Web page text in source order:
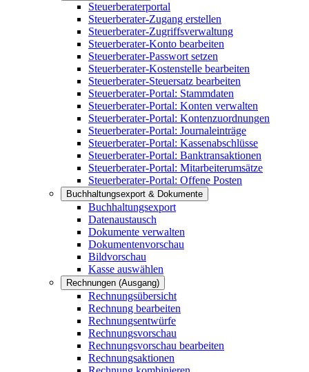
Steuerberaterportal
Steuerberater-Zugang erstellen
Steuerberater-Zugriffsverwaltung
Steuerberater-Konto bearbeiten
Steuerberater-Passwort setzen
Steuerberater-Kostenstelle bearbeiten
Steuerberater-Steuersatz bearbeiten
Steuerberater-Portal: Stammdaten
Steuerberater-Portal: Konten verwalten
Steuerberater-Portal: Kontenzuordnungen
Steuerberater-Portal: Journaleinträge
Steuerberater-Portal: Kassenabschlüsse
Steuerberater-Portal: Banktransaktionen
Steuerberater-Portal: Mitarbeiterumsätze
Steuerberater-Portal: Offene Posten
Buchhaltungsexport & Dokumente
Buchhaltungsexport
Datenaustausch
Dokumente verwalten
Dokumentenvorschau
Bildvorschau
Kasse auswählen
Rechnungen (Ausgang)
Rechnungsübersicht
Rechnung bearbeiten
Rechnungsentwürfe
Rechnungsvorschau
Rechnungsvorschau bearbeiten
Rechnungsaktionen